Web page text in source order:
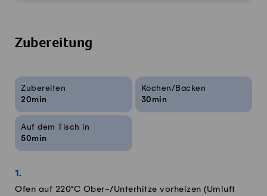
Zubereitung
Rezeptinfos
Zubereiten
20min
Kochen/Backen
30min
Auf dem Tisch in
50min
Ofen auf 220°C Ober-/Unterhitze vorheizen (Umluft